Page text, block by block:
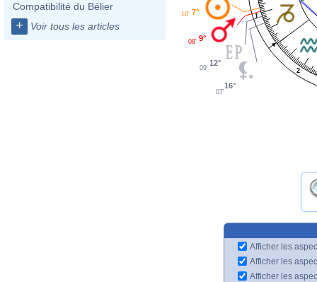
Compatibilité du Bélier
+ Voir tous les articles
1
2
7°
10'
9°
08'
12°
09'
16°
07'
Afficher les
Afficher les
Afficher les